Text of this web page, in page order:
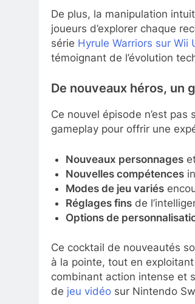
De plus, la manipulation
joueurs d’explorer chaque
série Hyrule Warriors sur Wii
témoignant de l’évolution
De nouveaux héros, un
Ce nouvel épisode n’est
gameplay pour offrir une
Nouveaux personnageset
Nouvelles compétences
Modes de jeu variés
Réglages finsde
Options de
Ce cocktail de nouveautés
à la pointe, tout en
combinant action intense et
de jeu vidéo sur Nintendo